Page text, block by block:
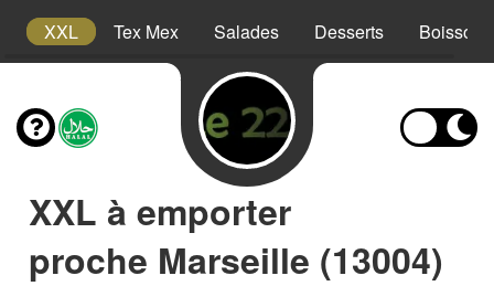
XXL Tex Mex Salades Desserts Boissons
XXL à emporter
proche Marseille (13004)